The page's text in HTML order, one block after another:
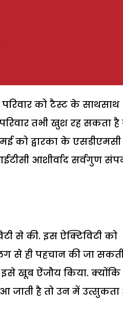
को टैस्ट के साथसाथ
तभी खुश रह सकता
मई को द्वारका के एसडीएमसी
आशीर्वाद सर्वगुण
से की. इस ऐक्टिविटी को
से ही पहचान की जा
खूब ऐंजौय किया. क्योंकि
आ जाती है तो उन में